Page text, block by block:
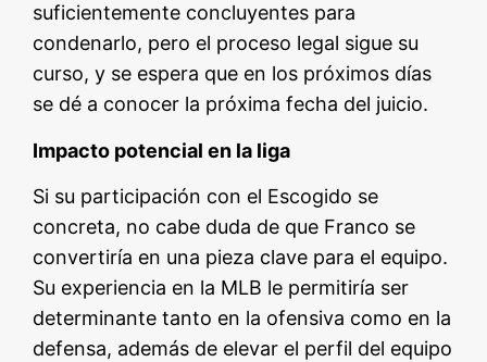
suficientemente concluyentes para
condenarlo, pero el proceso legal sigue su
curso, y se espera que en los próximos días
se dé a conocer la próxima fecha del juicio.
Impacto potencial en la liga
Si su participación con el Escogido se
concreta, no cabe duda de que Franco se
convertiría en una pieza clave para el equipo.
Su experiencia en la MLB le permitiría ser
determinante tanto en la ofensiva como en la
defensa, además de elevar el perfil del equipo